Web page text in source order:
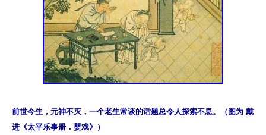
前世今生，元神不灭，一个老生常谈的话题总令人探索不息。（图为 戴